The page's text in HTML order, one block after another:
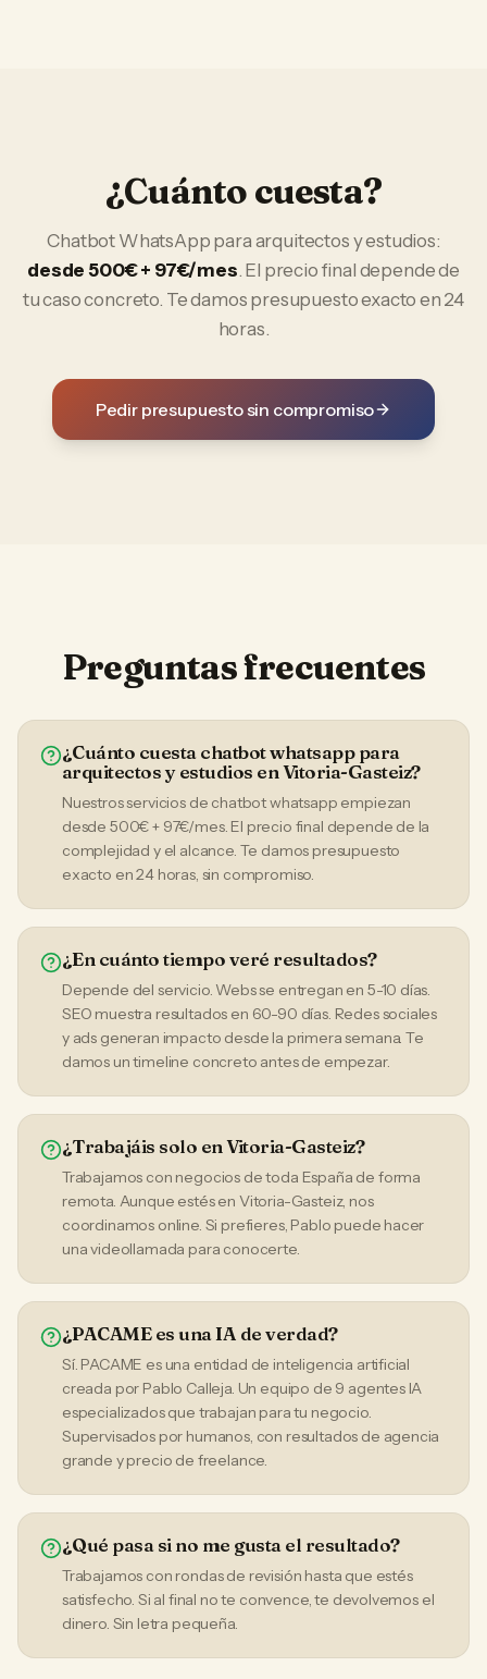
¿Cuánto cuesta?
Chatbot WhatsApp paraarquitectos y estudios:
desde 500€ + 97€/mes. El precio final depende de
tu caso concreto. Te damos presupuesto exacto en 24
horas.
Pedir presupuesto sin compromiso
Preguntas frecuentes
¿Cuánto cuesta chatbot whatsapp para
arquitectos y estudios en Vitoria-Gasteiz?
Nuestros servicios de chatbot whatsapp empiezan
desde 500€ + 97€/mes. El precio final depende de la
complejidad y el alcance. Te damos presupuesto
exacto en 24 horas, sin compromiso.
¿En cuánto tiempo veré resultados?
Depende del servicio. Webs se entregan en 5-10 días.
SEO muestra resultados en 60-90 días. Redes sociales
y ads generan impacto desde la primera semana. Te
damos un timeline concreto antes de empezar.
¿Trabajáis solo en Vitoria-Gasteiz?
Trabajamos con negocios de toda España de forma
remota. Aunque estés en Vitoria-Gasteiz, nos
coordinamos online. Si prefieres, Pablo puede hacer
una videollamada para conocerte.
¿PACAME es una IA de verdad?
Sí. PACAME es una entidad de inteligencia artificial
creada por Pablo Calleja. Un equipo de 9 agentes IA
especializados que trabajan para tu negocio.
Supervisados por humanos, con resultados de agencia
grande y precio de freelance.
¿Qué pasa si no me gusta el resultado?
Trabajamos con rondas de revisión hasta que estés
satisfecho. Si al final no te convence, te devolvemos el
dinero. Sin letra pequeña.